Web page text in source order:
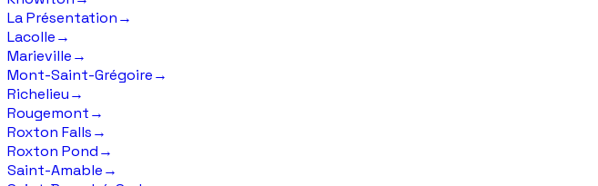
La Présentation→
Lacolle→
Marieville→
Mont-Saint-Grégoire→
Richelieu→
Rougemont→
Roxton Falls→
Roxton Pond→
Saint-Amable→